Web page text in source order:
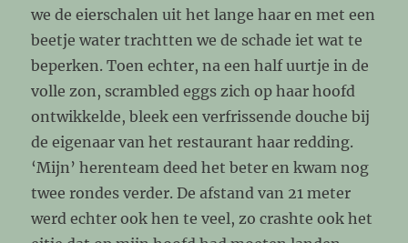
we de eierschalen uit het lange haar en met een
beetje water trachtten we de schade iet wat te
beperken. Toen echter, na een half uurtje in de
volle zon, scrambled eggs zich op haar hoofd
ontwikkelde, bleek een verfrissende douche bij
de eigenaar van het restaurant haar redding.
‘Mijn’ herenteam deed het beter en kwam nog
twee rondes verder. De afstand van 21 meter
werd echter ook hen te veel, zo crashte ook het